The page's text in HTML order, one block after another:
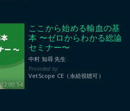
02:00:54
ここから始める輸血の基
本 〜ゼロからわかる総論
セミナー〜
中村 知尋 先生
VetScope CE（永続視聴可）